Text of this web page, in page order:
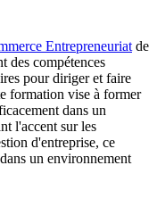
Entrepreneuriat de
des compétences
pour diriger et faire
formation vise à former
dans un
l'accent sur les
d'entreprise, ce
un environnement